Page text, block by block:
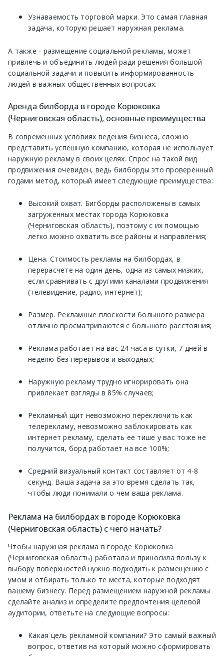
Узнаваемость торговой марки. Это самая главная
задача, которую решает наружная реклама.
А также - размещение социальной рекламы, может
привлечь и объединить людей ради решения большой
социальной задачи и повысить информированность
людей в важных общественных вопросах.
Аренда билборда в городе Корюковка
(Черниговская область), основные преимущества
В современных условиях ведения бизнеса, сложно
представить успешную компанию, которая не использует
наружную рекламу в своих целях. Спрос на такой вид
продвижения очевиден, ведь билборды это проверенный
годами метод, который имеет следующие преимущества:
Высокий охват. Бигборды расположены в самых
загруженных местах города Корюковка
(Черниговская область), поэтому с их помощью
легко можно охватить все районы и направления;
Цена. Стоимость рекламы на билбордах, в
перерасчете на один день, одна из самых низких,
если сравнивать с другими каналами продвижения
(телевидение, радио, интернет);
Размер. Рекламные плоскости большого размера
отлично просматриваются с большого расстояния;
Реклама работает на вас 24 часа в сутки, 7 дней в
неделю без перерывов и выходных;
Наружную рекламу трудно игнорировать она
привлекает взгляды в 85% случаев;
Рекламный щит невозможно переключить как
телерекламу, невозможно заблокировать как
интернет рекламу, сделать ее тише у вас тоже не
получится, борд работает на все 100%;
Средний визуальный контакт составляет от 4-8
секунд. Ваша задача за это время сделать так,
чтобы люди понимали о чем ваша реклама.
Реклама на билбордах в городе Корюковка
(Черниговская область) с чего начать?
Чтобы наружная реклама в городе Корюковка
(Черниговская область) работала и приносила пользу к
выбору поверхностей нужно подходить к размещению с
умом и отбирать только те места, которые подходят
вашему бизнесу. Перед размещением наружной рекламы
сделайте анализ и определите предпочтения целевой
аудитории, ответьте на следующие вопросы:
Какая цель рекламной компании? Это самый важный
вопрос, ответив на который можно сформировать